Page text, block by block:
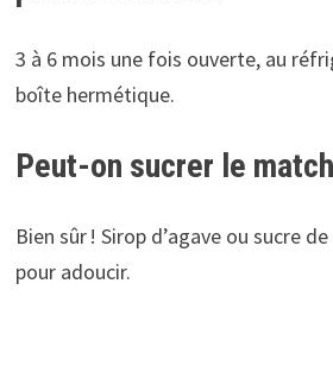
3 à 6 mois une fois ouverte, au
boîte hermétique.
Peut-on sucrer le
Bien sûr ! Sirop d’agave ou sucre
pour adoucir.